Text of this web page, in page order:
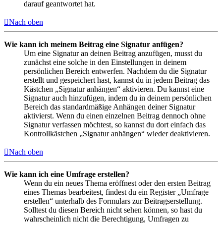
darauf geantwortet hat.
Nach oben
Wie kann ich meinem Beitrag eine Signatur anfügen?
Um eine Signatur an deinen Beitrag anzufügen, musst du
zunächst eine solche in den Einstellungen in deinem
persönlichen Bereich entwerfen. Nachdem du die Signatur
erstellt und gespeichert hast, kannst du in jedem Beitrag das
Kästchen „Signatur anhängen“ aktivieren. Du kannst eine
Signatur auch hinzufügen, indem du in deinem persönlichen
Bereich das standardmäßige Anhängen deiner Signatur
aktivierst. Wenn du einen einzelnen Beitrag dennoch ohne
Signatur verfassen möchtest, so kannst du dort einfach das
Kontrollkästchen „Signatur anhängen“ wieder deaktivieren.
Nach oben
Wie kann ich eine Umfrage erstellen?
Wenn du ein neues Thema eröffnest oder den ersten Beitrag
eines Themas bearbeitest, findest du ein Register „Umfrage
erstellen“ unterhalb des Formulars zur Beitragserstellung.
Solltest du diesen Bereich nicht sehen können, so hast du
wahrscheinlich nicht die Berechtigung, Umfragen zu